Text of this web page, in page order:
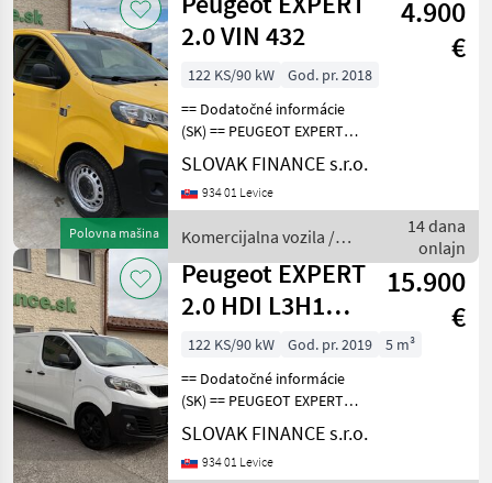
Polovna mašina
2.0 VIN 432
4.900
€
122 KS/90 kW
God. pr. 2018
== Dodatočné informácie
(SK) == PEUGEOT EXPERT
2.0 L1H1 4x4 Dangel r.v.
08/2018, 183 015 km, EURO
6, 90kW, 1997 cm3, diesel,
sedenie, 2x elekt
SLOVAK FINANCE s.r.o.
934 01 Levice
Komercijalna vozila /
Peugeot
14 dana
onlajn
Peugeot EXPERT
2.0 HDI L3H1
manual 3 seats
E6 VIN 274
15.900
€
122 KS/90 kW God. pr. 2019
5 m³
== Dodatočné informácie
(SK) == PEUGEOT EXPERT
2.0 HDI L3H1 skriňová
dodávka r.v.08/2019, 50 776
km, EURO 6, 90kW, 1997
SLOVAK FINANCE s.r.o.
934 01 Levice